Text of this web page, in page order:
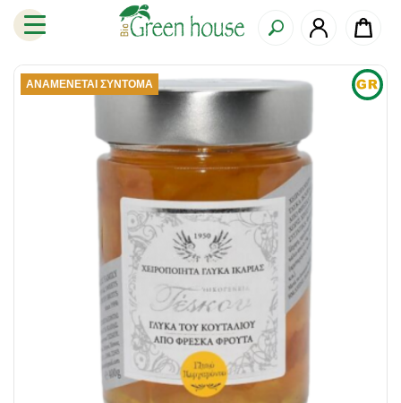
ΑΝΑΜΈΝΕΤΑΙ ΣΎΝΤΟΜΑ